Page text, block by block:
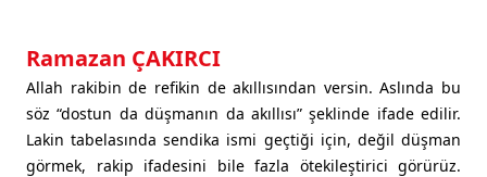
Ramazan ÇAKIRCI
Allah rakibin de refikin de akıllısından versin. Aslında bu
söz “dostun da düşmanın da akıllısı” şeklinde ifade edilir.
Lakin tabelasında sendika ismi geçtiği için, değil düşman
görmek, rakip ifadesini bile fazla ötekileştirici görürüz.